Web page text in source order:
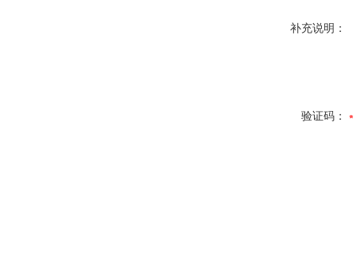
补充说明：
验证码：